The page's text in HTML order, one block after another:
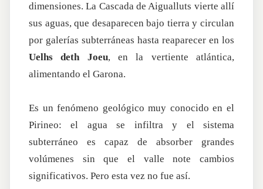
dimensiones. La Cascada de Aigualluts vierte allí
sus aguas, que desaparecen bajo tierra y circulan
por galerías subterráneas hasta reaparecer en los
Uelhs deth Joeu, en la vertiente atlántica,
alimentando el Garona.
Es un fenómeno geológico muy conocido en el
Pirineo: el agua se infiltra y el sistema
subterráneo es capaz de absorber grandes
volúmenes sin que el valle note cambios
significativos. Pero esta vez no fue así.